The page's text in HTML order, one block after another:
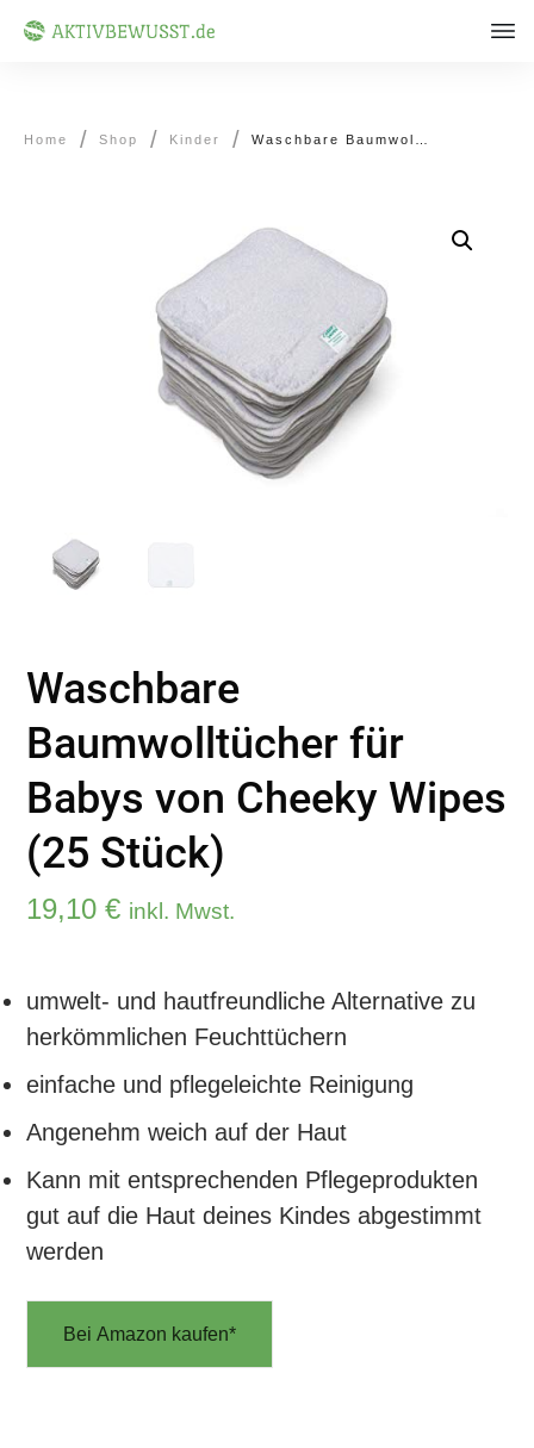
Home / Shop / Kinder /
Waschbare
Baumwolltücher für
Babys von Cheeky Wipes
(25 Stück)
19,10 € inkl. Mwst.
umwelt- und hautfreundliche Alternative zu
herkömmlichen Feuchttüchern
einfache und pflegeleichte Reinigung
Angenehm weich auf der Haut
Kann mit entsprechenden Pflegeprodukten
gut auf die Haut deines Kindes abgestimmt
werden
Bei Amazon kaufen*